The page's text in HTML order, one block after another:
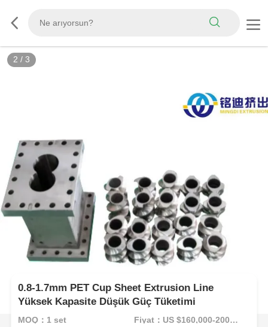
2 / 3
0.8-1.7mm PET Cup Sheet Extrusion Line
Yüksek Kapasite Düşük Güç Tüketimi
MOQ：1 set Fiyat：US $160,000-200,000/Set (Reference FOB Price)